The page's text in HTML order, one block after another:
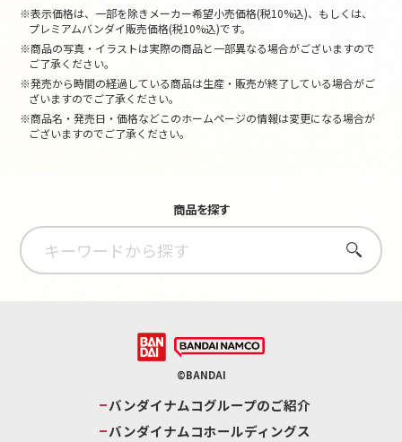
※表示価格は、一部を除きメーカー希望小売価格(税10%込)、もしくは、
プレミアムバンダイ販売価格(税10%込)です。
※商品の写真・イラストは実際の商品と一部異なる場合がございますので
ご了承ください。
※発売から時間の経過している商品は生産・販売が終了している場合がご
ざいますのでご了承ください。
※商品名・発売日・価格などこのホームページの情報は変更になる場合が
ございますのでご了承ください。
商品を探す
さがす
©BANDAI
バンダイナムコグループのご紹介
バンダイナムコホールディングス